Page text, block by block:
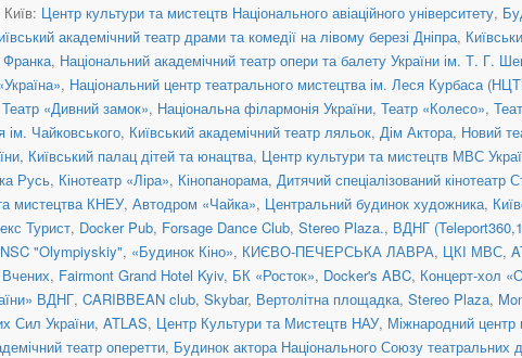
Центр культури та мистецтв Національного авіаційного університету,
академічний театр драми та комедії на лівому березі Дніпра,
Франка, Національний академічний театр опери та балету України ім. Т. Г.
, Національний центр театрального мистецтва ім. Леся Курбаса
Театр «Дивний замок», Національна філармонія України, Театр «Колесо»,
ім. Чайковського, Київський академічний театр ляльок, Дім Актора, Новий
, Київський палац дітей та юнацтва, Центр культури та мистецтв МВС
Русь, Кінотеатр «Ліра», Кінопанорама, Дитячий спеціалізований кінотеатр
мистецтва КНЕУ, Автодром «Чайка», Центральний будинок художника,
Турист, Docker Pub, Forsage Dance Club, Stereo Plaza., ВДНГ
"Olympiyskiy", «Будинок Кіно», КИЄВО-ПЕЧЕРСЬКА ЛАВРА, ЦКІ МВС,
, Fairmont Grand Hotel Kyiv, БК «Росток», Docker's ABC, Концерт-хол
ВДНГ, CARIBBEAN club, Skybar, Вертолітна площадка, Stereo Plaza,
Сил України, ATLAS, Центр Культури та Мистецтв НАУ, Міжнародний центр
театр оперетти, Будинок актора Національного Союзу театральних